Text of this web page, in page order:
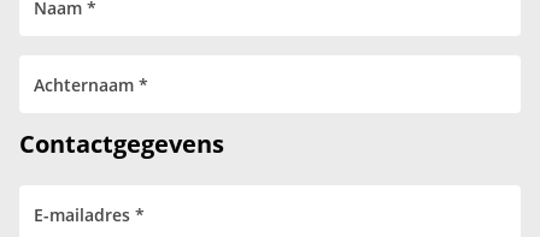
Contactgegevens